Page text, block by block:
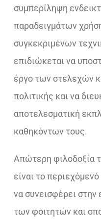
συμπερίληψη
παραδειγμάτων
συγκεκριμένων
επιδιώκεται να
έργο των στελεχών
πολιτικής και να
αποτελεσματική
καθηκόντων τους.
Απώτερη φιλοδοξία
είναι το
να συνεισφέρει στην
των φοιτητών και